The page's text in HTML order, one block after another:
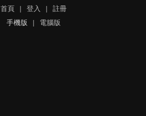
首頁 | 登入 |
註冊
手機版
| 電腦版